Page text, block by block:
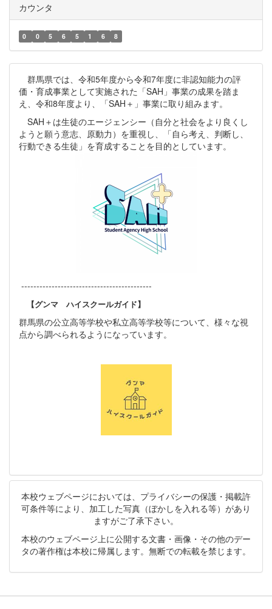
カウンタ
0 0 5 6 5 1 6 8
群馬県では、令和5年度から令和7年度に非認知能力の評
価・育成事業として実施された「SAH」事業の成果を踏ま
え、令和8年度より、「SAH＋」事業に取り組みます。
SAH＋は生徒のエージェンシー（自分と社会をより良くし
ようと願う意志、原動力）を重視し、「自ら考え、判断し、
行動できる生徒」を育成することを目的としています。
-------------------------------------------
【グンマ ハイスクールガイド】
群馬県の公立高等学校や私立高等学校等について、様々な視
点から調べられるようになっています。
本校ウェブページにおいては、プライバシーの保護・掲載許
可条件等により、加工した写真（ぼかしを入れる等）があり
ますがご了承下さい。
本校のウェブページ上に公開する文書・画像・その他のデー
タの著作権は本校に帰属します。無断での転載を禁じます。